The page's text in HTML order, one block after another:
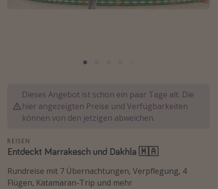
Bodensee Urlaub
Krabi Urlaub
Tulum Urlaub
Japan Rundreise
Reisethemen
Dieses Angebot ist schon ein paar Tage alt. Die
hier angezeigten Preise und Verfügbarkeiten
können von den jetzigen abweichen.
REISEN
Entdeckt Marrakesch und Dakhla 🇲🇦
Rundreise mit 7 Übernachtungen, Verpflegung, 4
Flügen, Katamaran-Trip und mehr